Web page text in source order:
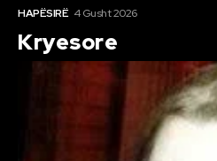
HAPËSIRË 4 Gusht 2026
Kryesore